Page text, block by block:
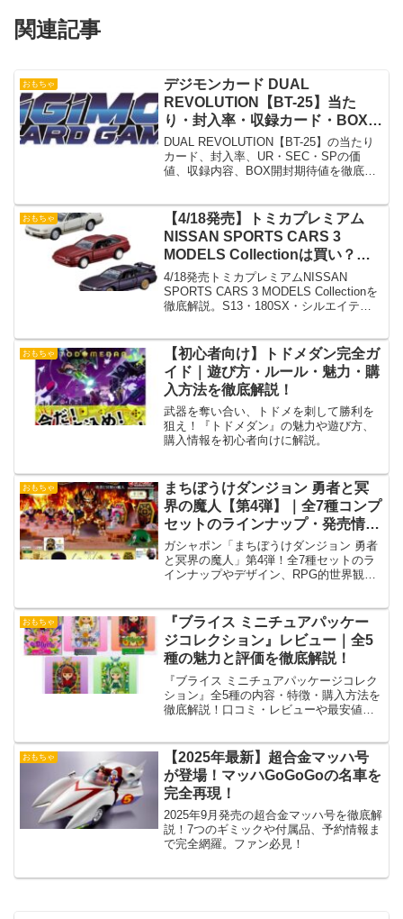
関連記事
おもちゃ
デジモンカード DUAL
REVOLUTION【BT-25】当た
り・封入率・収録カード・BOX評
価まとめ｜UR・SEC価格予想も
解説
DUAL REVOLUTION【BT-25】の当たり
カード、封入率、UR・SEC・SPの価
値、収録内容、BOX開封期待値を徹底解
おもちゃ
【4/18発売】トミカプレミアム
NISSAN SPORTS CARS 3
MODELS Collectionは買い？
S13・180SX・シルエイティの違
いとプレミア化を徹底解説
4/18発売トミカプレミアムNISSAN
SPORTS CARS 3 MODELS Collectionを
徹底解説。S13・180SX・シルエイティ
おもちゃ
【初心者向け】トドメダン完全ガ
イド｜遊び方・ルール・魅力・購
入方法を徹底解説！
武器を奪い合い、トドメを刺して勝利を
狙え！『トドメダン』の魅力や遊び方、
購入情報を初心者向けに解説。
おもちゃ
まちぼうけダンジョン 勇者と冥
界の魔人【第4弾】｜全7種コンプ
セットのラインナップ・発売情報
まとめ
ガシャポン「まちぼうけダンジョン 勇者
と冥界の魔人」第4弾！全7種セットのラ
インナップやデザイン、RPG的世界観の
おもちゃ
『ブライス ミニチュアパッケー
ジコレクション』レビュー｜全5
種の魅力と評価を徹底解説！
『ブライス ミニチュアパッケージコレク
ション』全5種の内容・特徴・購入方法を
徹底解説！口コミ・レビューや最安値情
おもちゃ
【2025年最新】超合金マッハ号
が登場！マッハGoGoGoの名車を
完全再現！
2025年9月発売の超合金マッハ号を徹底解
説！7つのギミックや付属品、予約情報ま
で完全網羅。ファン必見！